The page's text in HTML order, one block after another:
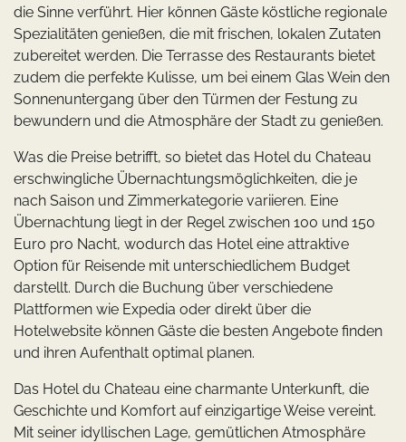
die Sinne verführt. Hier können Gäste köstliche regionale
Spezialitäten genießen, die mit frischen, lokalen Zutaten
zubereitet werden. Die Terrasse des Restaurants bietet
zudem die perfekte Kulisse, um bei einem Glas Wein den
Sonnenuntergang über den Türmen der Festung zu
bewundern und die Atmosphäre der Stadt zu genießen.
Was die Preise betrifft, so bietet das Hotel du Chateau
erschwingliche Übernachtungsmöglichkeiten, die je
nach Saison und Zimmerkategorie variieren. Eine
Übernachtung liegt in der Regel zwischen 100 und 150
Euro pro Nacht, wodurch das Hotel eine attraktive
Option für Reisende mit unterschiedlichem Budget
darstellt. Durch die Buchung über verschiedene
Plattformen wie Expedia oder direkt über die
Hotelwebsite können Gäste die besten Angebote finden
und ihren Aufenthalt optimal planen.
Das Hotel du Chateau eine charmante Unterkunft, die
Geschichte und Komfort auf einzigartige Weise vereint.
Mit seiner idyllischen Lage, gemütlichen Atmosphäre